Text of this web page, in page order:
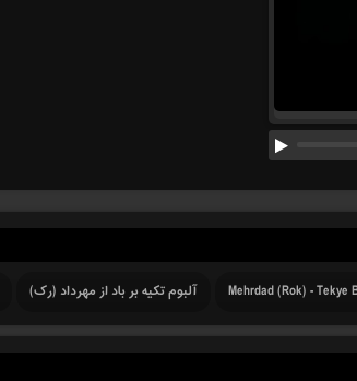
Mehrdad (Rok) - Tekye آلبوم تکیه بر باد از مهرداد (رک)